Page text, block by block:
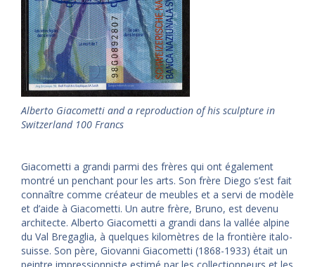
Alberto Giacometti and a reproduction of his sculpture in
Switzerland 100 Francs
Giacometti a grandi parmi des frères qui ont également
montré un penchant pour les arts. Son frère Diego s’est fait
connaître comme créateur de meubles et a servi de modèle
et d’aide à Giacometti. Un autre frère, Bruno, est devenu
architecte. Alberto Giacometti a grandi dans la vallée alpine
du Val Bregaglia, à quelques kilomètres de la frontière italo-
suisse. Son père, Giovanni Giacometti (1868-1933) était un
peintre impressionniste estimé par les collectionneurs et les